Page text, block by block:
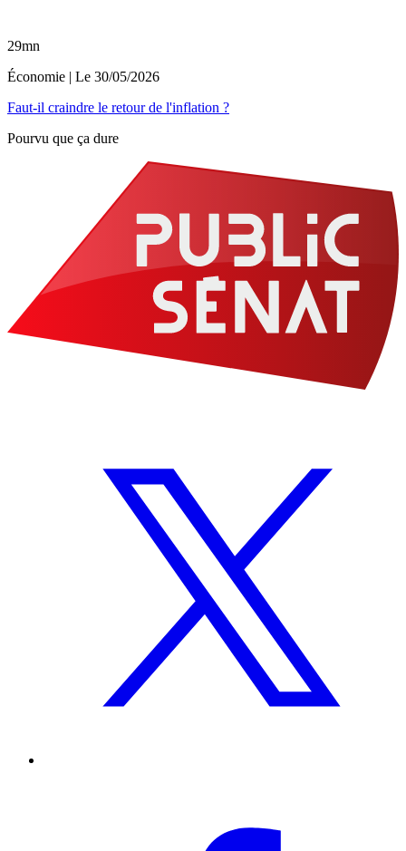
29mn
Économie | Le 30/05/2026
Faut-il craindre le retour de l'inflation ?
Pourvu que ça dure